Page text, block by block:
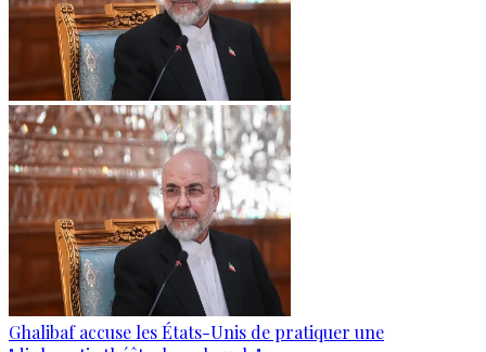
Ghalibaf accuse les États-Unis de pratiquer une